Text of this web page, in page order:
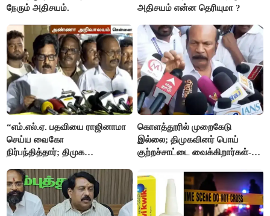
நேரும் அதிசயம்.
அதிசயம் என்ன தெரியுமா ?
“எம்.எல்.ஏ. பதவியை ராஜினாமா
செய்ய வைகோ
நிர்பந்தித்தார்; திமுக
தொடர்கிறோம்”- மதிமுக
எம்.எல்.ஏக்கள் பரபரப்பு பேட்டி
கொளத்தூரில் முறைகேடு
இல்லை; திமுகவினர் பொய்
குற்றச்சாட்டை வைக்கிறார்கள்-